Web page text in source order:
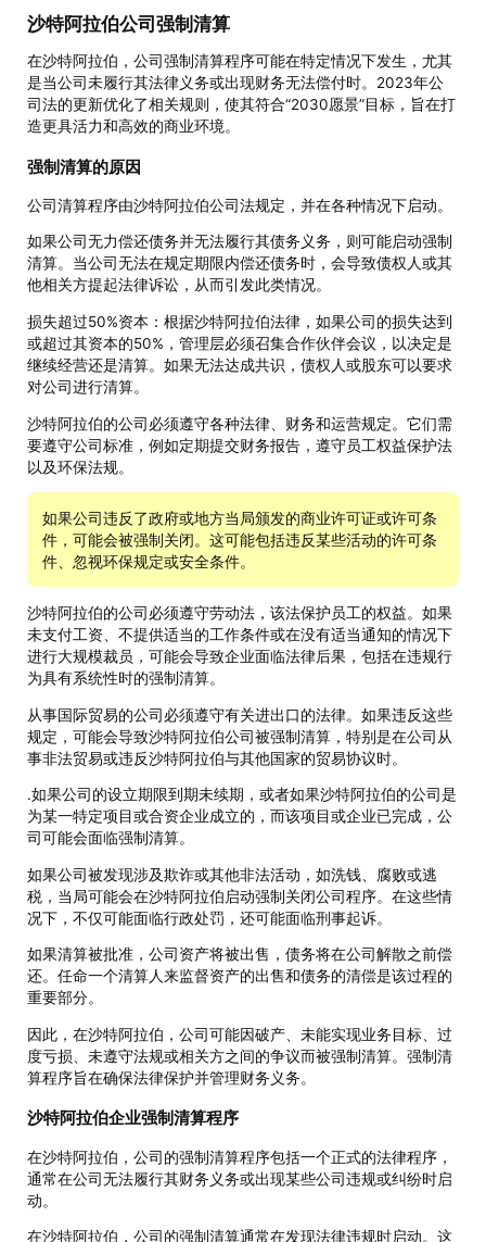
沙特阿拉伯公司强制清算
在沙特阿拉伯，公司强制清算程序可能在特定情况下发生，尤其
是当公司未履行其法律义务或出现财务无法偿付时。2023年公
司法的更新优化了相关规则，使其符合“2030愿景”目标，旨在打
造更具活力和高效的商业环境。
强制清算的原因
公司清算程序由沙特阿拉伯公司法规定，并在各种情况下启动。
如果公司无力偿还债务并无法履行其债务义务，则可能启动强制
清算。当公司无法在规定期限内偿还债务时，会导致债权人或其
他相关方提起法律诉讼，从而引发此类情况。
损失超过50%资本：根据沙特阿拉伯法律，如果公司的损失达到
或超过其资本的50%，管理层必须召集合作伙伴会议，以决定是
继续经营还是清算。如果无法达成共识，债权人或股东可以要求
对公司进行清算。
沙特阿拉伯的公司必须遵守各种法律、财务和运营规定。它们需
要遵守公司标准，例如定期提交财务报告，遵守员工权益保护法
以及环保法规。
如果公司违反了政府或地方当局颁发的商业许可证或许可条
件，可能会被强制关闭。这可能包括违反某些活动的许可条
件、忽视环保规定或安全条件。
沙特阿拉伯的公司必须遵守劳动法，该法保护员工的权益。如果
未支付工资、不提供适当的工作条件或在没有适当通知的情况下
进行大规模裁员，可能会导致企业面临法律后果，包括在违规行
为具有系统性时的强制清算。
从事国际贸易的公司必须遵守有关进出口的法律。如果违反这些
规定，可能会导致沙特阿拉伯公司被强制清算，特别是在公司从
事非法贸易或违反沙特阿拉伯与其他国家的贸易协议时。
.如果公司的设立期限到期未续期，或者如果沙特阿拉伯的公司是
为某一特定项目或合资企业成立的，而该项目或企业已完成，公
司可能会面临强制清算。
如果公司被发现涉及欺诈或其他非法活动，如洗钱、腐败或逃
税，当局可能会在沙特阿拉伯启动强制关闭公司程序。在这些情
况下，不仅可能面临行政处罚，还可能面临刑事起诉。
如果清算被批准，公司资产将被出售，债务将在公司解散之前偿
还。任命一个清算人来监督资产的出售和债务的清偿是该过程的
重要部分。
因此，在沙特阿拉伯，公司可能因破产、未能实现业务目标、过
度亏损、未遵守法规或相关方之间的争议而被强制清算。强制清
算程序旨在确保法律保护并管理财务义务。
沙特阿拉伯企业强制清算程序
在沙特阿拉伯，公司的强制清算程序包括一个正式的法律程序，
通常在公司无法履行其财务义务或出现某些公司违规或纠纷时启
动。
在沙特阿拉伯，公司的强制清算通常在发现法律违规时启动。这